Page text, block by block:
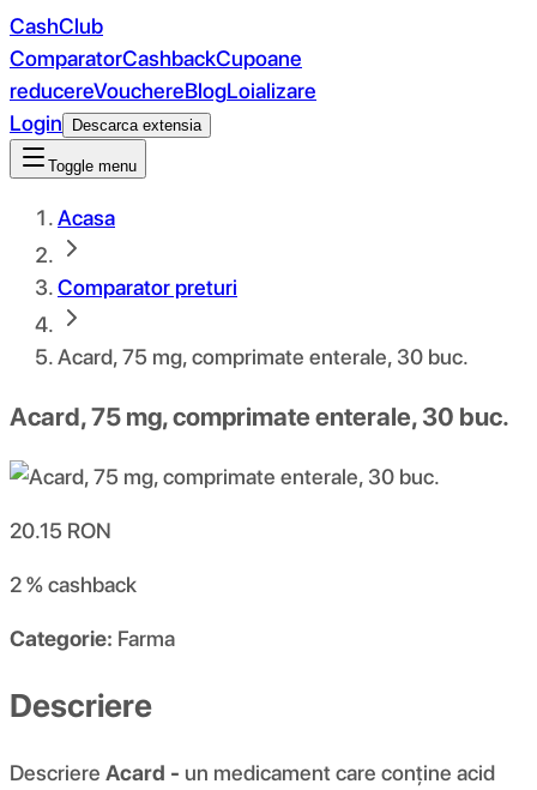
CashClub
ComparatorCashbackCupoane
reducereVouchereBlogLoializare
Login
Descarca extensia
Toggle menu
Acasa
Comparator preturi
Acard, 75 mg, comprimate enterale, 30 buc.
Acard, 75 mg, comprimate enterale, 30 buc.
20.15 RON
2 %cashback
Categorie: Farma
Descriere
Descriere Acard - un medicament care conține acid